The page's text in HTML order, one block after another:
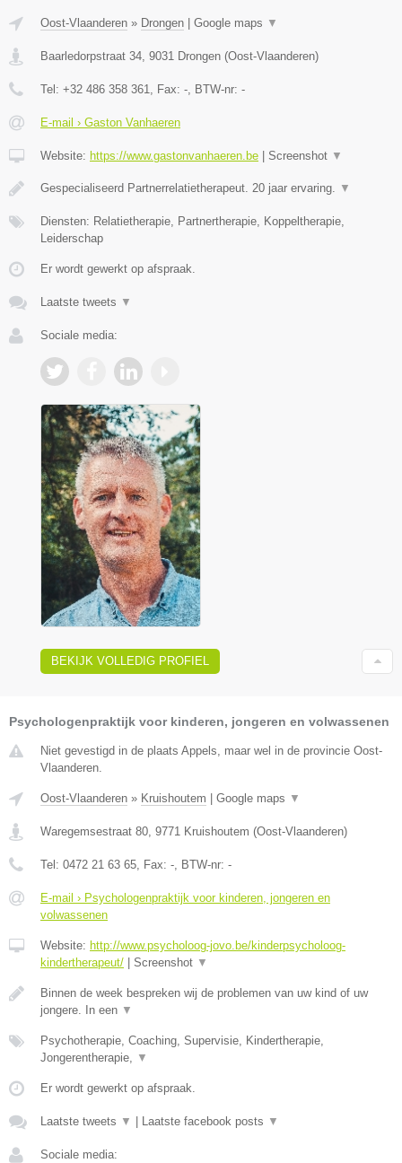
Oost-Vlaanderen » Drongen Google maps ▼
Baarledorpstraat 34, 9031 Drongen (Oost-Vlaanderen)
Tel: +32 486 358 361, Fax: -, BTW-nr: -
E-mail › Gaston Vanhaeren
Website: https://www.gastonvanhaeren.be Screenshot ▼
Gespecialiseerd Partnerrelatietherapeut. 20 jaar ervaring. ▼
Diensten: Relatietherapie, Partnertherapie, Koppeltherapie,
Leiderschap
Er wordt gewerkt op afspraak.
Laatste tweets ▼
Sociale media:
BEKIJK VOLLEDIG PROFIEL
Psychologenpraktijk voor kinderen, jongeren en volwassenen
Niet gevestigd in de plaats Appels, maar wel in de provincie Oost-
Vlaanderen.
Oost-Vlaanderen » Kruishoutem Google maps ▼
Waregemsestraat 80, 9771 Kruishoutem (Oost-Vlaanderen)
Tel: 0472 21 63 65, Fax: -, BTW-nr: -
E-mail › Psychologenpraktijk voor kinderen, jongeren en
volwassenen
Website: http://www.psycholoog-jovo.be/kinderpsycholoog-
kindertherapeut/
Screenshot ▼
Binnen de week bespreken wij de problemen van uw kind of uw
jongere. In een ▼
Psychotherapie, Coaching, Supervisie, Kindertherapie,
Jongerentherapie, ▼
Er wordt gewerkt op afspraak.
Laatste tweets ▼ Laatste facebook posts ▼
Sociale media: